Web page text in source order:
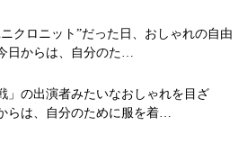
クロニット”だった日、おしゃれの自由
日からは、自分のた…
」の出演者みたいなおしゃれを目ざ
らは、自分のために服を着…